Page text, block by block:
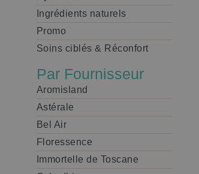
Ingrédients naturels
Promo
Soins ciblés & Réconfort
Par Fournisseur
Aromisland
Astérale
Bel Air
Floressence
Immortelle de Toscane